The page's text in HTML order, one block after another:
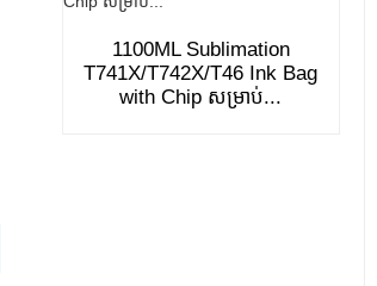
1100ML Sublimation
T741X/T742X/T46 Ink Bag
with Chip សម្រាប់...